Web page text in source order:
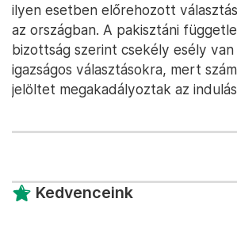
ilyen esetben előrehozott
az országban. A pakisztáni
bizottság szerint csekély esély van
igazságos választásokra, mert
jelöltet megakadályoztak az
Kedvenceink